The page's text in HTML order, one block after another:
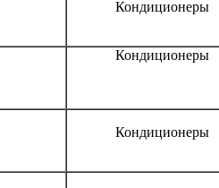
Кондиционеры
Кондиционеры
Кондиционеры